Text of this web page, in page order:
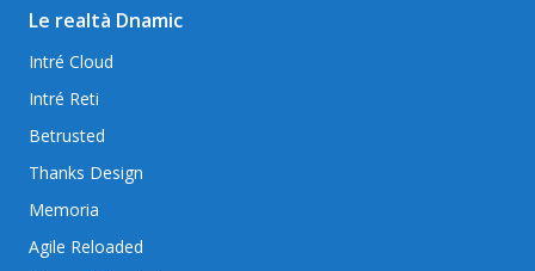
Le realtà Dnamic
Intré Cloud
Intré Reti
Betrusted
Thanks Design
Memoria
Agile Reloaded